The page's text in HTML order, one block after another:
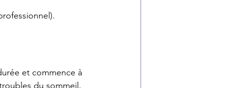
et commence à
du sommeil,